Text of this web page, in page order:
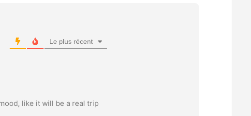
Le plus récent
like it will be a real trip